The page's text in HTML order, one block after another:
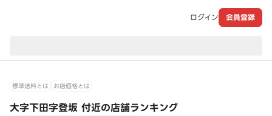
ログイン 会員登録
標準送料とは お店価格とは
大字下田字登坂 付近の店舗ランキング